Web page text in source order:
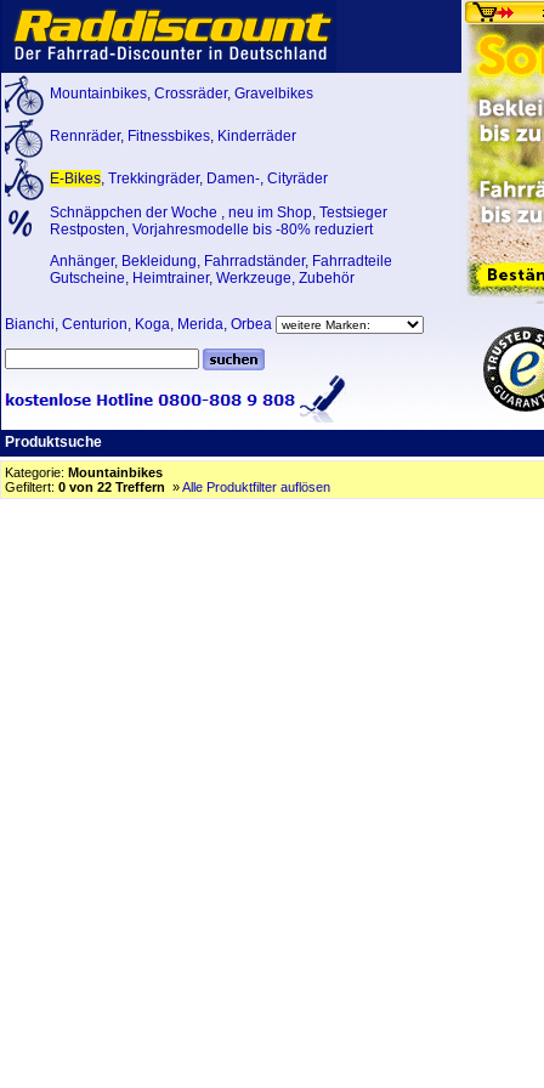
Mountainbikes, Crossräder, Gravelbikes
Rennräder, Fitnessbikes, Kinderräder
E-Bikes, Trekkingräder, Damen-, Cityräder
Schnäppchen der Woche , neu im Shop, Testsieger
Restposten, Vorjahresmodelle bis -80% reduziert
Anhänger, Bekleidung, Fahrradständer, Fahrradteile
Gutscheine, Heimtrainer, Werkzeuge, Zubehör
Bianchi, Centurion, Koga, Merida, Orbea
Produktsuche
Kategorie: Mountainbikes
Gefiltert: 0 von 22 Treffern »Alle Produktfilter auflösen